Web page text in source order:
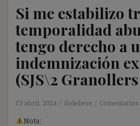
Si me estabilizo
temporalidad
tengo derecho a
indemnización
(SJS\2
13 abril, 2024 ibdehere
Nota: